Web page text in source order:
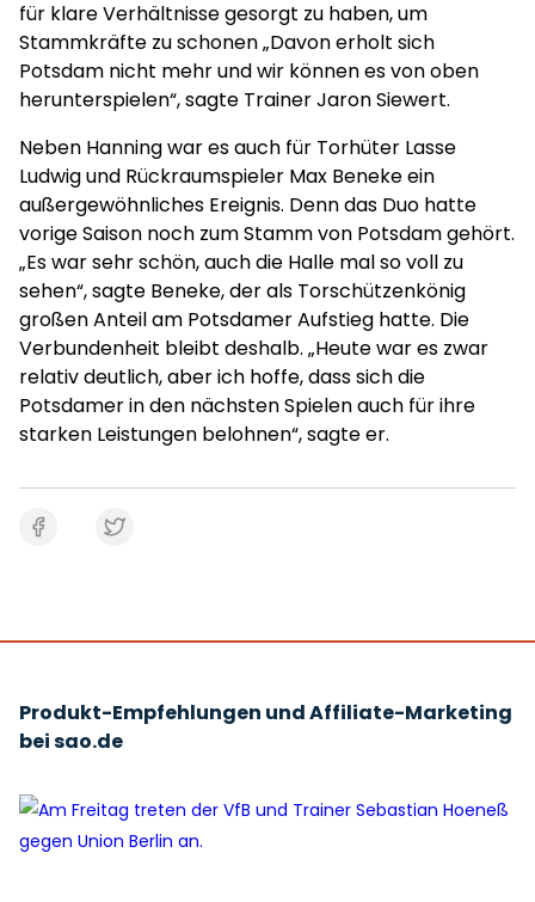
für klare Verhältnisse gesorgt zu haben, um
Stammkräfte zu schonen „Davon erholt sich
Potsdam nicht mehr und wir können es von oben
herunterspielen“, sagte Trainer Jaron Siewert.
Neben Hanning war es auch für Torhüter Lasse
Ludwig und Rückraumspieler Max Beneke ein
außergewöhnliches Ereignis. Denn das Duo hatte
vorige Saison noch zum Stamm von Potsdam gehört.
„Es war sehr schön, auch die Halle mal so voll zu
sehen“, sagte Beneke, der als Torschützenkönig
großen Anteil am Potsdamer Aufstieg hatte. Die
Verbundenheit bleibt deshalb. „Heute war es zwar
relativ deutlich, aber ich hoffe, dass sich die
Potsdamer in den nächsten Spielen auch für ihre
starken Leistungen belohnen“, sagte er.
Produkt-Empfehlungen und Affiliate-Marketing
bei sao.de